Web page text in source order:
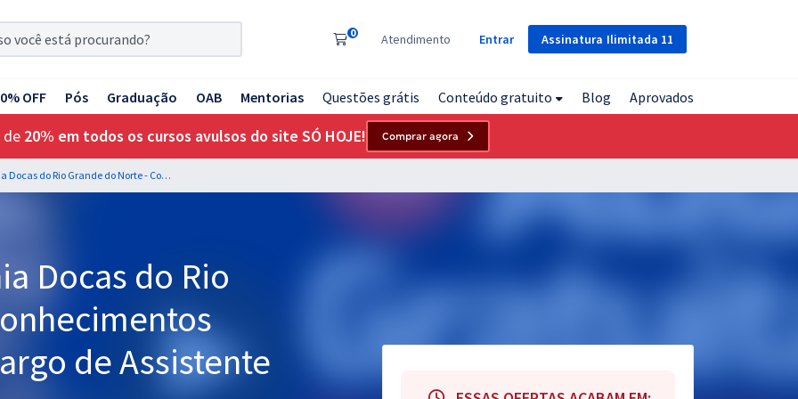
Assinatura Ilimitada 11
0 Atendimento Entrar
OFF Pós Graduação OAB Mentorias Questões grátis Conteúdo gratuito Blog Aprovados
de 20% em todos os cursos avulsos do site SÓ HOJE! Comprar agora
CODERN - Companhia Docas do Rio Grande do Norte - Conhecimentos Específicos para o Cargo de Assistente Administrativo
Docas do Rio
de Assistente